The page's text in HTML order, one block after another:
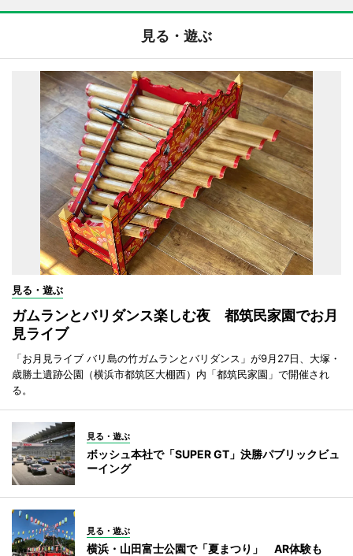
見る・遊ぶ
見る・遊ぶ
ガムランとバリダンス楽しむ夜 都筑民家園でお月
見ライブ
「お月見ライブ バリ島の竹ガムランとバリダンス」が9月27日、大塚・
歳勝土遺跡公園（横浜市都筑区大棚西）内「都筑民家園」で開催され
る。
見る・遊ぶ
ボッシュ本社で「SUPER GT」決勝パブリックビュ
ーイング
見る・遊ぶ
横浜・山田富士公園で「夏まつり」 AR体験も